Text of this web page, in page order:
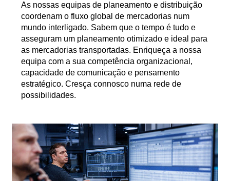
As nossas equipas de planeamento e distribuição
coordenam o fluxo global de mercadorias num
mundo interligado. Sabem que o tempo é tudo e
asseguram um planeamento otimizado e ideal para
as mercadorias transportadas. Enriqueça a nossa
equipa com a sua competência organizacional,
capacidade de comunicação e pensamento
estratégico. Cresça connosco numa rede de
possibilidades.